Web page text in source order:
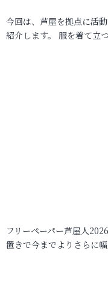
今回は、芦屋を拠点に活
紹介します。 服を着て立
フリーペーパー芦屋人
置きで今までよりさらに